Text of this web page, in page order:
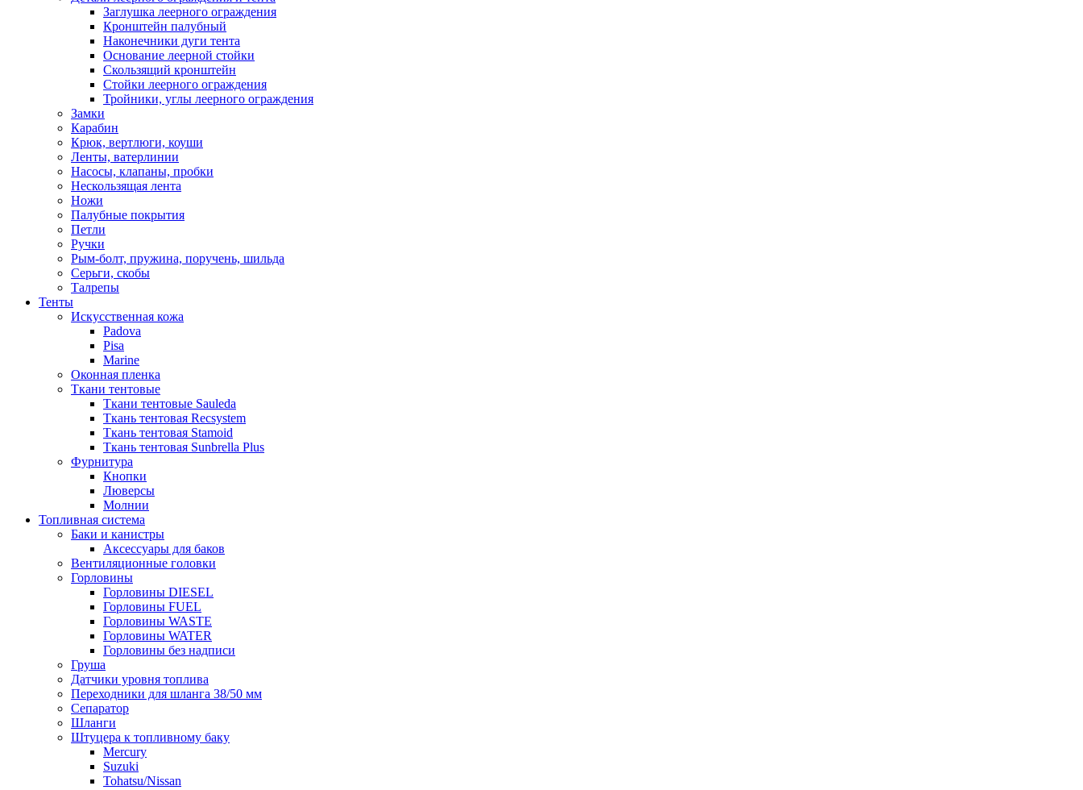
Заглушка леерного ограждения
Кронштейн палубный
Наконечники дуги тента
Основание леерной стойки
Скользящий кронштейн
Стойки леерного ограждения
Тройники, углы леерного ограждения
Замки
Карабин
Крюк, вертлюги, коуши
Ленты, ватерлинии
Насосы, клапаны, пробки
Нескользящая лента
Ножи
Палубные покрытия
Петли
Ручки
Рым-болт, пружина, поручень, шильда
Серьги, скобы
Талрепы
Тенты
Искусственная кожа
Padova
Pisa
Marine
Оконная пленка
Ткани тентовые
Ткани тентовые Sauleda
Ткань тентовая Recsystem
Ткань тентовая Stamoid
Ткань тентовая Sunbrella Plus
Фурнитура
Кнопки
Люверсы
Молнии
Топливная система
Баки и канистры
Аксессуары для баков
Вентиляционные головки
Горловины
Горловины DIESEL
Горловины FUEL
Горловины WASTE
Горловины WATER
Горловины без надписи
Груша
Датчики уровня топлива
Переходники для шланга 38/50 мм
Сепаратор
Шланги
Штуцера к топливному баку
Mercury
Suzuki
Tohatsu/Nissan